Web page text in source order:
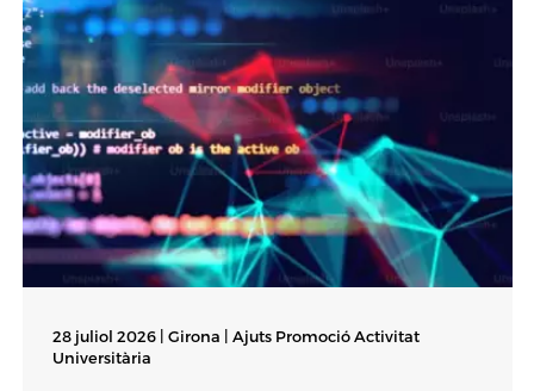
28 juliol 2026 | Girona | Ajuts Promoció Activitat
Universitària